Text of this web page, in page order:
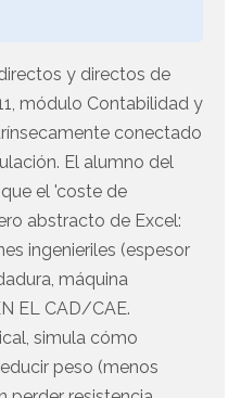
y directos de
módulo Contabilidad y
conectado
El alumno del
el 'coste de
abstracto de Excel:
ingenieriles (espesor
máquina
EL CAD/CAE.
simula cómo
peso (menos